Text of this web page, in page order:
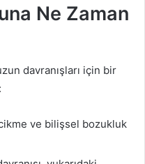
Ne Zaman
davranışları için bir
ve bilişsel bozukluk